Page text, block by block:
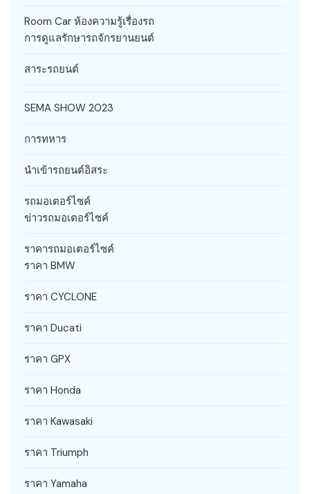
Room Car ห้องความรู้เรื่องรถ
การดูแลรักษารถจักรยานยนต์
สาระรถยนต์
SEMA SHOW 2023
การทหาร
นำเข้ารถยนต์อิสระ
รถมอเตอร์ไซค์
ข่าวรถมอเตอร์ไซค์
ราคารถมอเตอร์ไซค์
ราคา BMW
ราคา CYCLONE
ราคา Ducati
ราคา GPX
ราคา Honda
ราคา Kawasaki
ราคา Triumph
ราคา Yamaha